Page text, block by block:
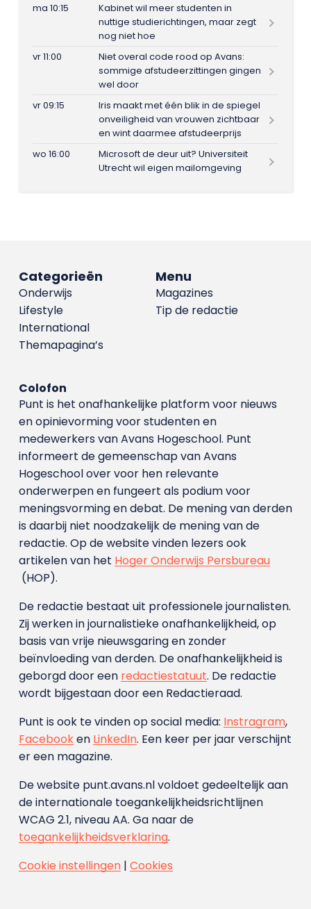
ma 10:15
Kabinet wil meer studenten in
nuttige studierichtingen, maar zegt
nog niet hoe
vr 11:00
Niet overal code rood op Avans:
sommige afstudeerzittingen gingen
wel door
vr 09:15
Iris maakt met één blik in de spiegel
onveiligheid van vrouwen zichtbaar
en wint daarmee afstudeerprijs
wo 16:00
Microsoft de deur uit? Universiteit
Utrecht wil eigen mailomgeving
Menu
Magazines
Tip de redactie
Categorieën
Onderwijs
Lifestyle
International
Themapagina’s
Colofon
Punt is het onafhankelijke platform voor nieuws
en opinievorming voor studenten en
medewerkers van Avans Hoge­school. Punt
informeert de gemeenschap van Avans
Hogeschool over voor hen relevante
onderwerpen en fungeert als podium voor
meningsvorming en debat. De mening van derden
is daarbij niet noodzakelijk de mening van de
redactie. Op de website vinden lezers ook
artikelen van het Hoger Onderwijs Persbureau
(HOP).
De redactie bestaat uit professionele journalisten.
Zij werken in journalistieke onafhankelijkheid, op
basis van vrije nieuwsgaring en zonder
beïnvloeding van derden. De onafhankelijkheid is
geborgd door een redactiestatuut. De redactie
wordt bijgestaan door een Redactieraad.
Punt is ook te vinden op social media: Instragram,
Facebooken LinkedIn. Een keer per jaar verschijnt
er een magazine.
De website punt.avans.nl voldoet gedeeltelijk aan
de internationale toegankelijkheidsrichtlijnen
WCAG 2.1, niveau AA. Ga naar de
toegankelijkheidsverklaring.
Cookie instellingen| Cookies